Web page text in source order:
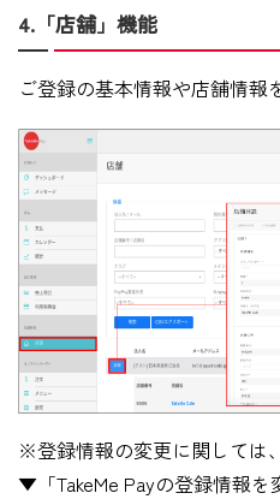
4.「店舗」機能
ご登録の基本情報や店舗情報
※登録情報の変更に関しては
▼「TakeMe Payの登録情報を